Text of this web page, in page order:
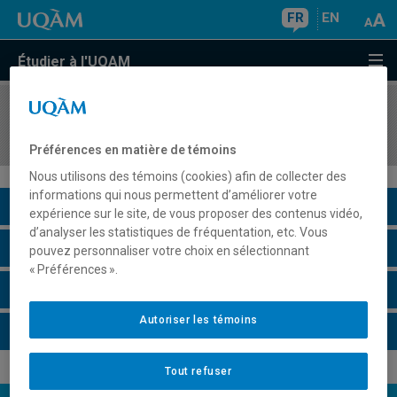
FR EN
Étudier à l'UQAM
COURS//
Description du cours
Horaire - Été 2026
Préférences en matière de témoins
Nous utilisons des témoins (cookies) afin de collecter des
informations qui nous permettent d’améliorer votre
expérience sur le site, de vous proposer des contenus vidéo,
d’analyser les statistiques de fréquentation, etc. Vous
pouvez personnaliser votre choix en sélectionnant
« Préférences ».
Tout refuser
Autoriser les témoins